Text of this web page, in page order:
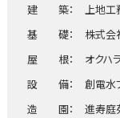
建 築： 上地工
基 礎： 株式会
屋 根： オクハ
設 備： 創電水
造 園： 進寿庭